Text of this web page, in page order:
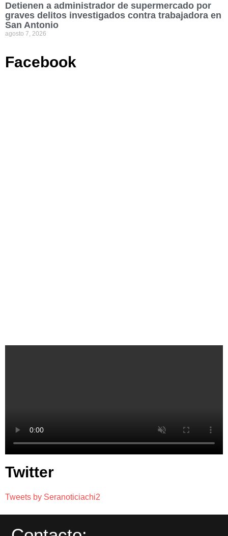
Detienen a administrador de supermercado por
graves delitos investigados contra trabajadora en
San Antonio
agosto 7, 2026
Facebook
Twitter
Tweets by Seranoticiachi2